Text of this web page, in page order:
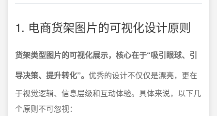
1. 电商货架图片的可视化设计原则
货架类型图片的可视化展示，核心在于“吸引眼球、引
导决策、提升转化”。 优秀的设计不仅仅是漂亮，更在
于视觉逻辑、信息层级和互动体验。具体来说，以下几
个原则不可忽视：